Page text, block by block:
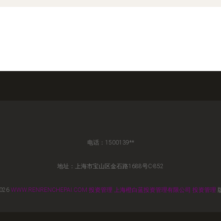
电话：1500139**
地址：上海市宝山区金石路1688号C-852
WWW.RENRENCHEPAI.COM 投资管理 上海橙白蓝投资管理有限公司 投资管理